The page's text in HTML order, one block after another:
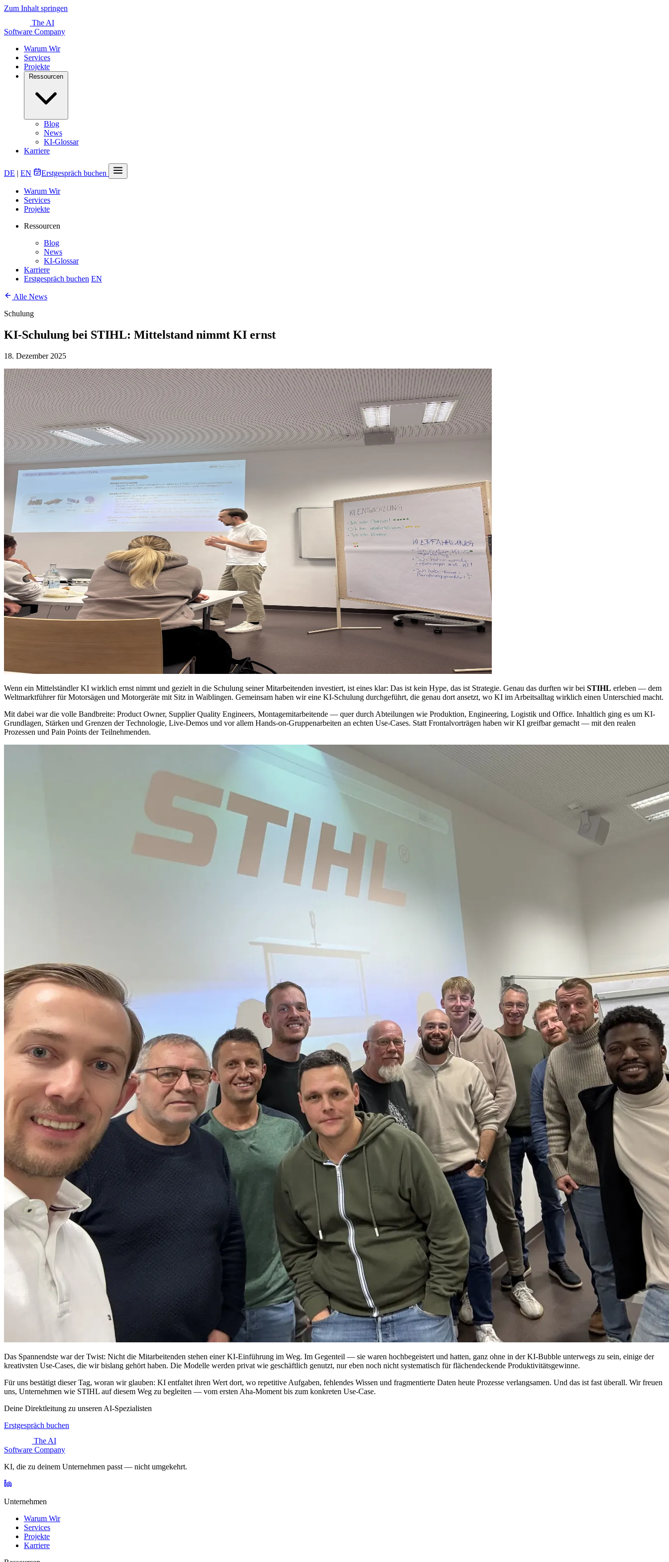
Zum Inhalt springen
The AI
Software Company
Warum Wir
Services
Projekte
Blog
News
KI-Glossar
Karriere
DE | EN Erstgespräch buchen
Warum Wir
Services
Projekte
Ressourcen
Blog
News
KI-Glossar
Karriere
Erstgespräch buchen EN
Alle News
Schulung
KI-Schulung bei STIHL: Mittelstand nimmt KI ernst
18. Dezember 2025
Wenn ein Mittelständler KI wirklich ernst nimmt und gezielt in die Schulung seiner Mitarbeitenden investiert, ist eines klar: Das ist kein Hype, das ist Strategie. Genau das durften wir bei STIHL erleben — dem
Weltmarktführer für Motorsägen und Motorgeräte mit Sitz in Waiblingen. Gemeinsam haben wir eine KI-Schulung durchgeführt, die genau dort ansetzt, wo KI im Arbeitsalltag wirklich einen Unterschied macht.
Mit dabei war die volle Bandbreite: Product Owner, Supplier Quality Engineers, Montagemitarbeitende — quer durch Abteilungen wie Produktion, Engineering, Logistik und Office. Inhaltlich ging es um KI-
Grundlagen, Stärken und Grenzen der Technologie, Live-Demos und vor allem Hands-on-Gruppenarbeiten an echten Use-Cases. Statt Frontalvorträgen haben wir KI greifbar gemacht — mit den realen
Prozessen und Pain Points der Teilnehmenden.
Das Spannendste war der Twist: Nicht die Mitarbeitenden stehen einer KI-Einführung im Weg. Im Gegenteil — sie waren hochbegeistert und hatten, ganz ohne in der KI-Bubble unterwegs zu sein, einige der
kreativsten Use-Cases, die wir bislang gehört haben. Die Modelle werden privat wie geschäftlich genutzt, nur eben noch nicht systematisch für flächendeckende Produktivitätsgewinne.
Für uns bestätigt dieser Tag, woran wir glauben: KI entfaltet ihren Wert dort, wo repetitive Aufgaben, fehlendes Wissen und fragmentierte Daten heute Prozesse verlangsamen. Und das ist fast überall. Wir freuen
uns, Unternehmen wie STIHL auf diesem Weg zu begleiten — vom ersten Aha-Moment bis zum konkreten Use-Case.
Deine Direktleitung zu unseren AI-Spezialisten
Erstgespräch buchen
The AI
Software Company
KI, die zu deinem Unternehmen passt — nicht umgekehrt.
Unternehmen
Warum Wir
Services
Projekte
Karriere